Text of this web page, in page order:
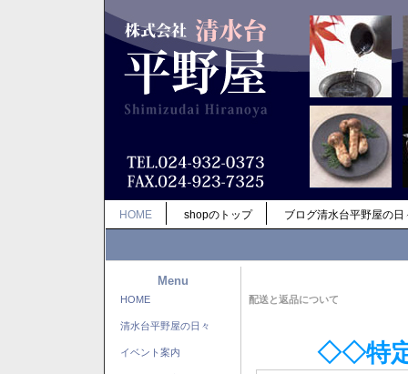
HOME shopのトップ ブログ清水台平野屋の日
Menu
HOME
清水台平野屋の日々
イベント案内
配送と返品について
◇◇特